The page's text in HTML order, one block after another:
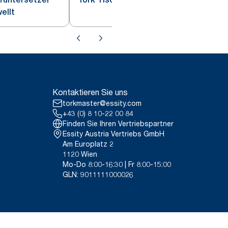
Kontaktieren Sie uns
torkmaster@essity.com
+43 (0) 8 10-22 00 84
Finden Sie Ihren Vertriebspartner
Essity Austria Vertriebs GmbH
Am Europlatz 2
1120 Wien
Mo-Do 8:00-16:30 | Fr 8:00-15:00
GLN: 9011111000026